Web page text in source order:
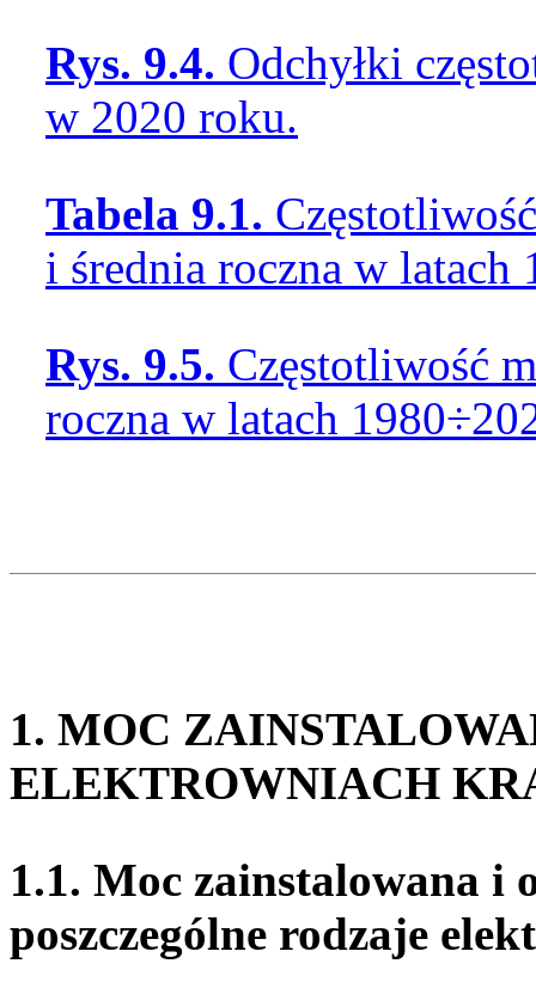
Rys. 9.4. Odchyłki
w 2020 roku.
Tabela 9.1.
i średnia roczna w
Rys. 9.5. Częstotliwość
roczna w latach
1. MOC
ELEKTROWNIACH
1.1. Moc zainstalowana i
poszczególne rodzaje